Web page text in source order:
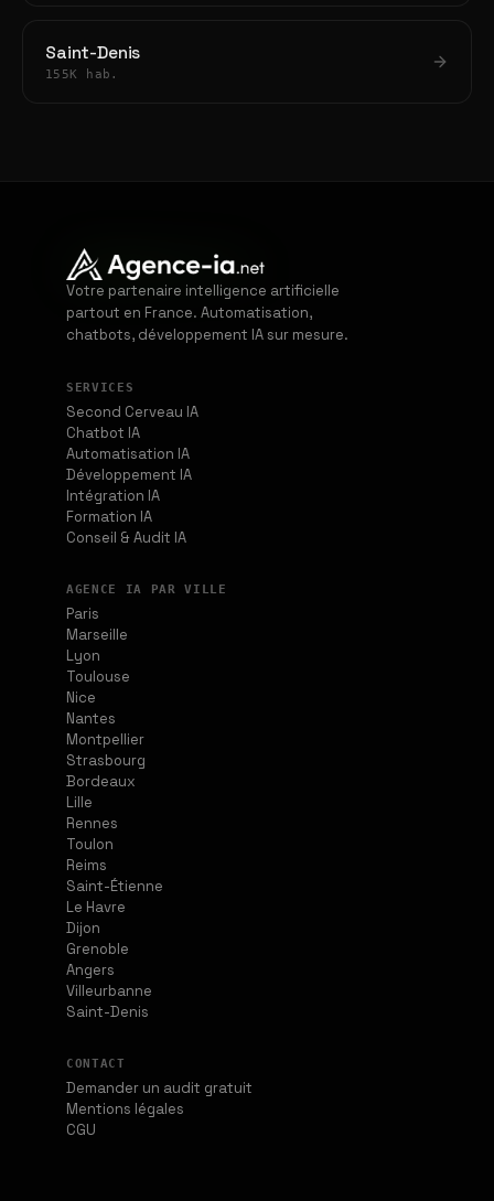
Saint-Denis
155K hab.
Votre partenaire intelligence artificielle
partout en France. Automatisation,
chatbots, développement IA sur mesure.
SERVICES
Second Cerveau IA
Chatbot IA
Automatisation IA
Développement IA
Intégration IA
Formation IA
Conseil & Audit IA
AGENCE IA PAR VILLE
Paris
Marseille
Lyon
Toulouse
Nice
Nantes
Montpellier
Strasbourg
Bordeaux
Lille
Rennes
Toulon
Reims
Saint-Étienne
Le Havre
Dijon
Grenoble
Angers
Villeurbanne
Saint-Denis
CONTACT
Demander un audit gratuit
Mentions légales
CGU